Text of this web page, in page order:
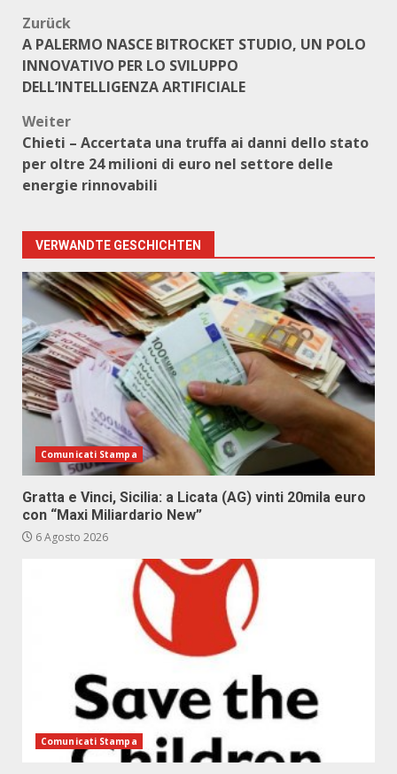
Beitragsnavigation
Zurück
A PALERMO NASCE BITROCKET STUDIO, UN POLO
INNOVATIVO PER LO SVILUPPO
DELL’INTELLIGENZA ARTIFICIALE
Weiter
Chieti – Accertata una truffa ai danni dello stato
per oltre 24 milioni di euro nel settore delle
energie rinnovabili
VERWANDTE GESCHICHTEN
Comunicati Stampa
Gratta e Vinci, Sicilia: a Licata (AG) vinti 20mila euro
con “Maxi Miliardario New”
6 Agosto 2026
Comunicati Stampa